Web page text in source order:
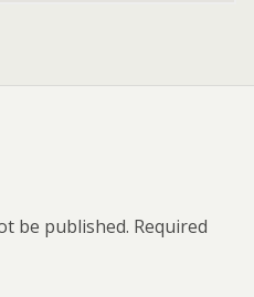
be published. Required